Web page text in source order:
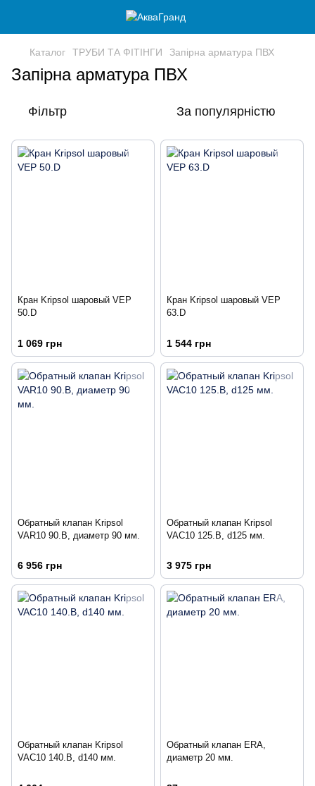
Каталог ТРУБИ ТА ФІТІНГИ Запірна арматура ПВХ
Запірна арматура ПВХ
Фільтр За популярністю
Кран Kripsol шаровый VEP
50.D
1 069 грн
Кран Kripsol шаровый VEP
63.D
1 544 грн
Обратный клапан Kripsol
VAR10 90.B, диаметр 90 мм.
6 956 грн
Обратный клапан Kripsol
VAC10 125.B, d125 мм.
3 975 грн
Обратный клапан Kripsol
VAC10 140.B, d140 мм.
Обратный клапан ERA,
диаметр 20 мм.